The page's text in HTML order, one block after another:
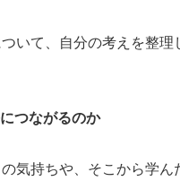
いて、自分の考えを整理
つながるのか
気持ちや、そこから学ん